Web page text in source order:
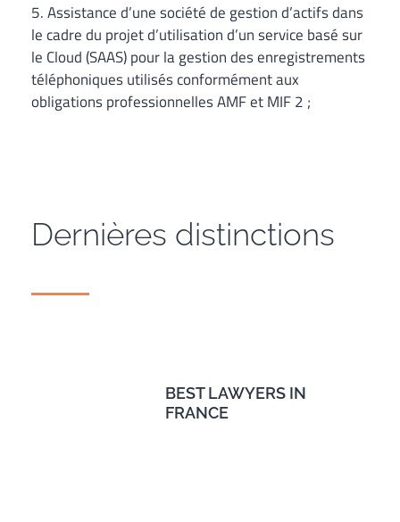
5. Assistance d’une société de gestion d’actifs dans
le cadre du projet d’utilisation d’un service basé sur
le Cloud (SAAS) pour la gestion des enregistrements
téléphoniques utilisés conformément aux
obligations professionnelles AMF et MIF 2 ;
Dernières distinctions
BEST LAWYERS IN
FRANCE